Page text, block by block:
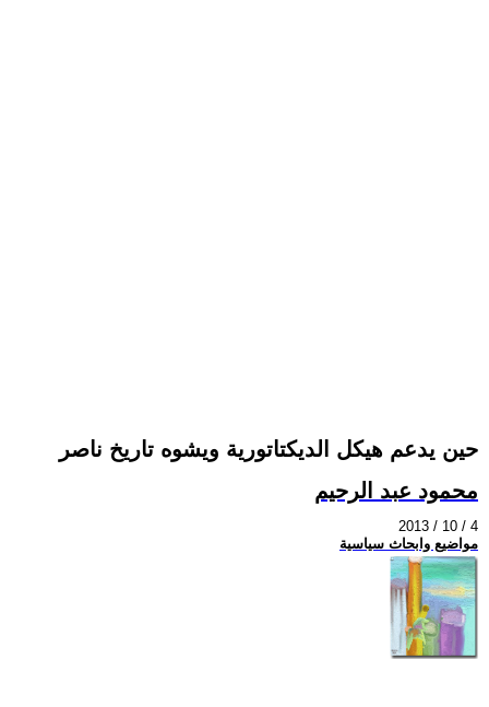
حين يدعم هيكل الديكتاتورية ويشوه تاريخ ناصر
محمود عبد الرحيم
2013 / 10 / 4
مواضيع وابحاث سياسية